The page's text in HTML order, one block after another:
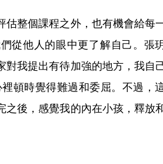
整個課程之外，也有機會給每
從他人的眼中更了解自己。張
對我提出有待加強的地方，我自
頓時覺得難過和委屈。不過，
之後，感覺我的內在小孩，釋放